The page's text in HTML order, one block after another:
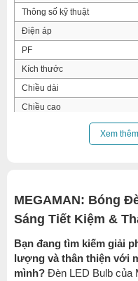
Thông số kỹ thuật
Điện áp
PF
Kích thước
Chiều dài
Chiều cao
Xem
MEGAMAN: Bóng
Sáng Tiết Kiệm &
Bạn đang tìm kiếm giải
lượng và thân thiện với
mình? Đèn LED Bulb của